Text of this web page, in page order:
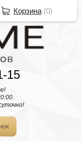
15
Корзина(0)